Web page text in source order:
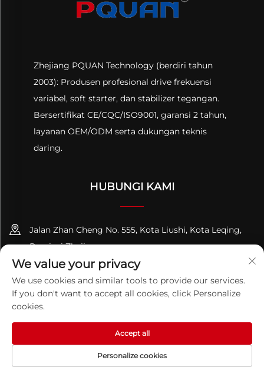
Zhejiang PQUAN Technology (berdiri tahun
2003): Produsen profesional drive frekuensi
variabel, soft starter, dan stabilizer tegangan.
Bersertifikat CE/CQC/ISO9001, garansi 2 tahun,
layanan OEM/ODM serta dukungan teknis
daring.
HUBUNGI KAMI
Jalan Zhan Cheng No. 555, Kota Liushi, Kota Leqing,
Provinsi Zhejiang
+86-13695814656
[email protected]
Hak Cipta © 2026 ZHEJIANG PQUAN Technology Co. Ltd. Hak
Cipta Dilindungi Undang-Undang. Kebijakan Privasi
We value your privacy
We use cookies and similar tools to provide our services.
If you don't want to accept all cookies, click Personalize
cookies.
Personalize cookies
Accept all